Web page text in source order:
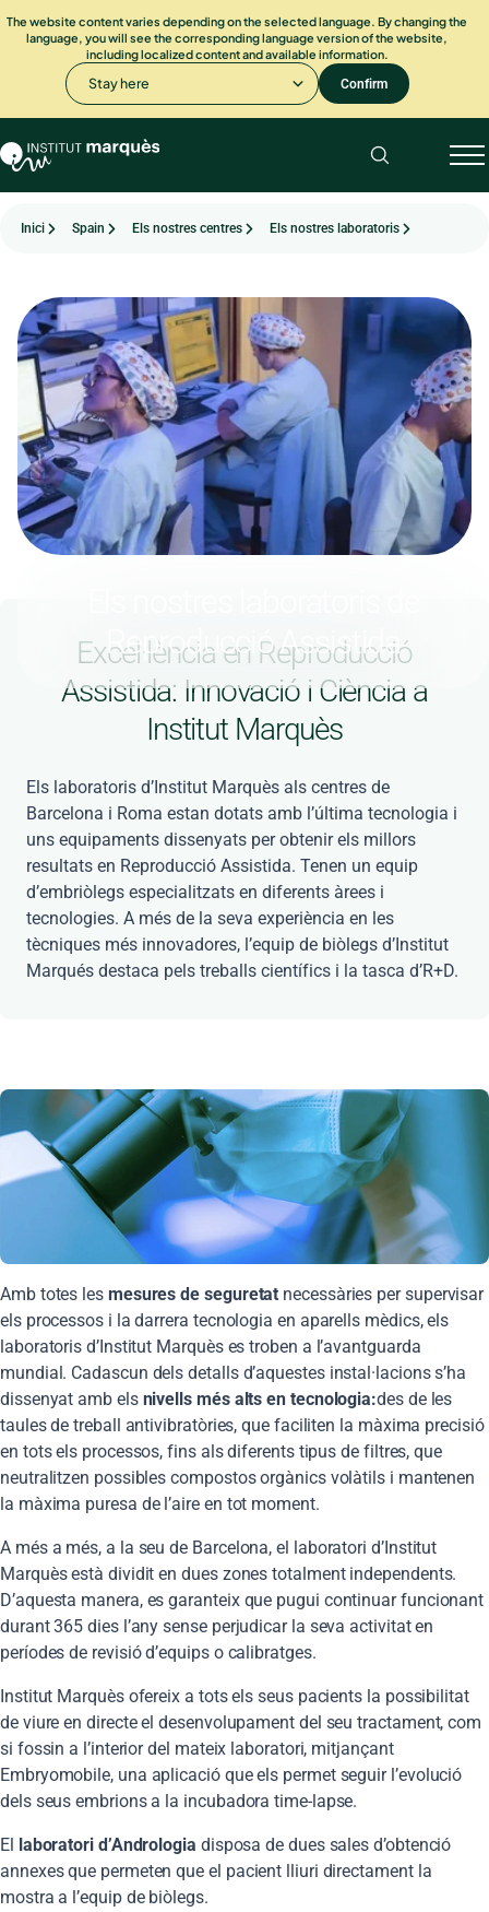
The website content varies depending on the selected language. By changing the
language, you will see the corresponding language version of the website,
including localized content and available information.
Stay here Confirm
Inici Spain Els nostres centres Els nostres laboratoris
Reproducció Assistida
Excel·lència en Reproducció
Assistida: Innovació i Ciència a
Institut Marquès
Els laboratoris d’Institut Marquès als centres de
Barcelona i Roma estan dotats amb l’última tecnologia i
uns equipaments dissenyats per obtenir els millors
resultats en Reproducció Assistida. Tenen un equip
d’embriòlegs especialitzats en diferents àrees i
tecnologies. A més de la seva experiència en les
tècniques més innovadores, l’equip de biòlegs d’Institut
Marqués destaca pels treballs científics i la tasca d’R+D.
Amb totes les mesures de seguretat necessàries per supervisar
els processos i la darrera tecnologia en aparells mèdics, els
laboratoris d’Institut Marquès es troben a l’avantguarda
mundial. Cadascun dels detalls d’aquestes instal·lacions s’ha
dissenyat amb els nivells més alts en tecnologia:des de les
taules de treball antivibratòries, que faciliten la màxima precisió
en tots els processos, fins als diferents tipus de filtres, que
neutralitzen possibles compostos orgànics volàtils i mantenen
la màxima puresa de l’aire en tot moment.
A més a més, a la seu de Barcelona, el laboratori d’Institut
Marquès està dividit en dues zones totalment independents.
D’aquesta manera, es garanteix que pugui continuar funcionant
durant 365 dies l’any sense perjudicar la seva activitat en
períodes de revisió d’equips o calibratges.
Institut Marquès ofereix a tots els seus pacients la possibilitat
de viure en directe el desenvolupament del seu tractament, com
si fossin a l’interior del mateix laboratori, mitjançant
Embryomobile, una aplicació que els permet seguir l’evolució
dels seus embrions a la incubadora time-lapse.
El laboratori d’Andrologia disposa de dues sales d’obtenció
annexes que permeten que el pacient lliuri directament la
mostra a l’equip de biòlegs.